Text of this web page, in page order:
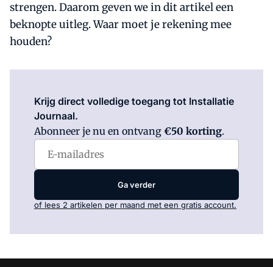
strengen. Daarom geven we in dit artikel een
beknopte uitleg. Waar moet je rekening mee
houden?
Krijg direct volledige toegang tot Installatie
Journaal.
Abonneer je nu en ontvang €50 korting.
Ga verder
of lees 2 artikelen per maand met een gratis account.